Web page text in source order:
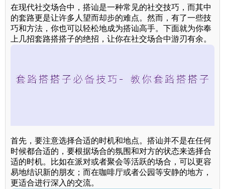
在现代社交场合中，搭讪是一种常见的社交技巧，而其中
的套路更是让许多人望而却步的难点。然而，有了一些技
巧和方法，你也可以轻松地成为搭讪高手。下面就为你奉
上几招套路搭搭子的绝招，让你在社交场合中游刃有余。
首先，要注意选择合适的时机和地点。搭讪并不是在任何
时候都合适的，要根据场合的氛围和对方的状态来选择合
适的时机。比如在派对或者聚会等活跃的场合，可以更容
易地结识新的朋友；而在咖啡厅或者公园等安静的地方，
更适合进行深入的交流。